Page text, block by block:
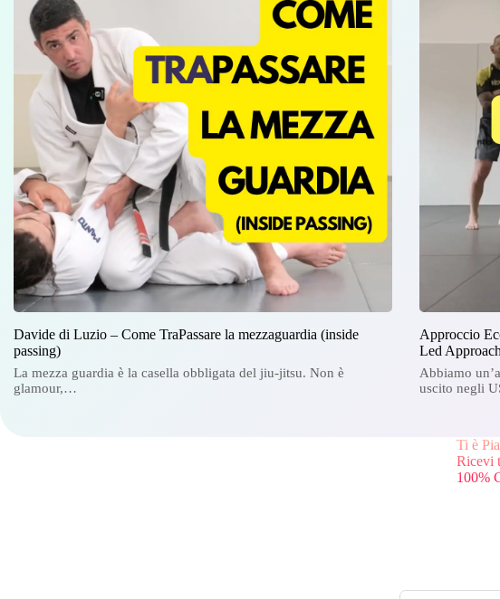
Davide di Luzio – Come TraPassare la mezzaguardia (inside
passing)
La mezza guardia è la casella obbligata del jiu-jitsu. Non è
glamour,…
Approccio
Led
Abbiamo
uscito negli
Ti è
Ricevi
100%